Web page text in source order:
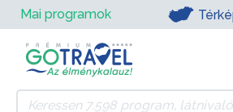
Mai programok